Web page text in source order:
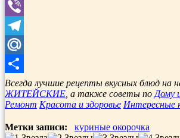
WhatsApp
Viber
Telegram
Mail.Ru
Отправить
Всегда лучшие рецепты вкусных блюд на
ЖИТЕЙСКИЕ , а также советы по Дому
Ремонт Красота и здоровье Интересные
Метки записи:
куриные окорочка